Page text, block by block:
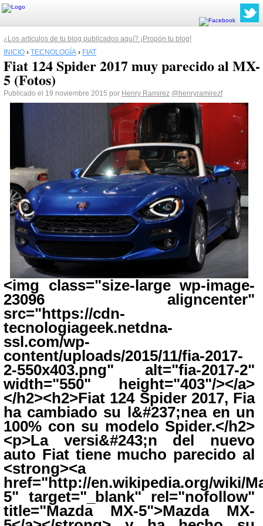
¿Los artículos de tu blog publicados aquí? ¡Propón tu blog!
INICIO › TECNOLOGÍA › FIAT
Fiat 124 Spider 2017 muy parecido al MX-
5 (Fotos)
Publicado el 19 noviembre 2015 por Henry Ramirez @henryramirezf
<img class="size-large wp-image-
23096 aligncenter"
src="https://cdn-
tecnologiageek.netdna-
ssl.com/wp-
content/uploads/2015/11/fia-2017-
2-550x403.png" alt="fia-2017-2"
width="550" height="403"/></a>
</h2><h2>Fiat 124 Spider 2017, Fia
ha cambiado su l&#237;nea en un
100% con su modelo Spider.</h2>
<p>La versi&#243;n del nuevo
auto Fiattiene mucho parecido al
<strong><a
href="http://en.wikipedia.org/wiki/
5" target="_blank" rel="nofollow"
title="Mazda MX-5">Mazda MX-